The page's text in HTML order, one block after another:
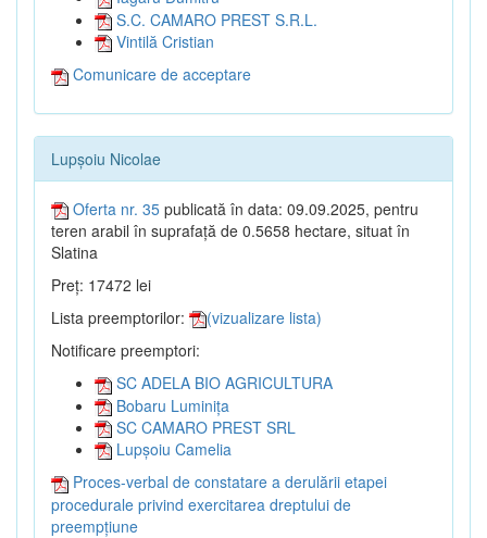
S.C. CAMARO PREST S.R.L.
Vintilă Cristian
Comunicare de acceptare
Lupșoiu Nicolae
Oferta nr. 35 publicată în data: 09.09.2025, pentru
teren arabil în suprafață de 0.5658 hectare, situat în
Slatina
Preț: 17472 lei
Lista preemptorilor:
(vizualizare lista)
Notificare preemptori:
SC ADELA BIO AGRICULTURA
Bobaru Luminița
SC CAMARO PREST SRL
Lupșoiu Camelia
Proces-verbal de constatare a derulării etapei
procedurale privind exercitarea dreptului de
preempțiune